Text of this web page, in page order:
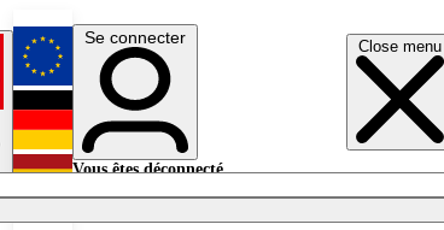
Close menu
English
Deutsch
Se connecter
Vous êtes déconnecté.